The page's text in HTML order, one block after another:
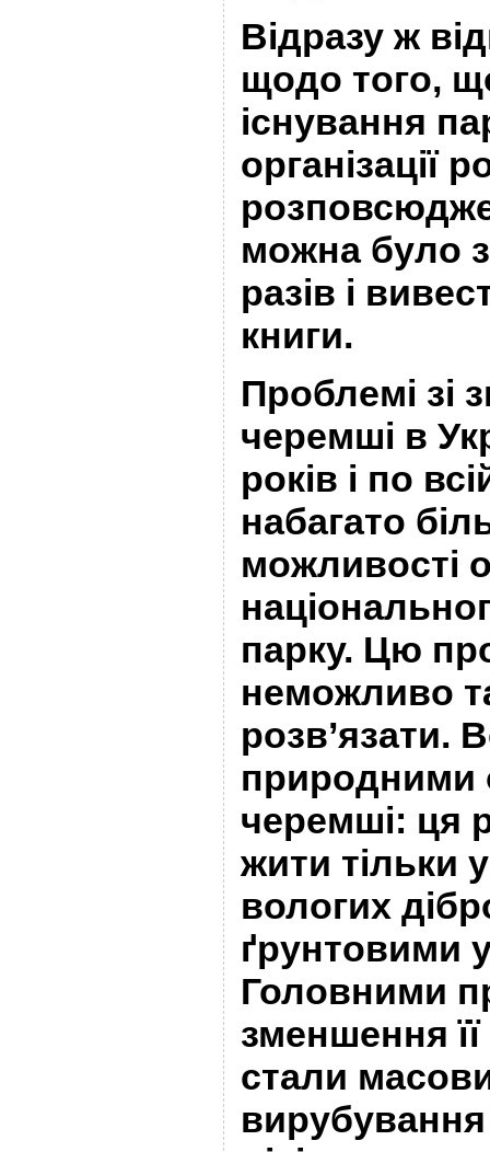
Відразу ж
щодо того,
існування
організації
можна було
разів і
книги.
Проблемі зі
черемші в
років і по
набагато
можливості
парку. Цю
неможливо
розв’язати.
природними
черемші: ця
жити тільки
вологих
ґрунтовими
Головними
зменшення
стали
вирубування